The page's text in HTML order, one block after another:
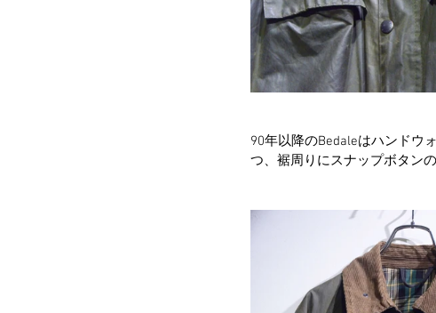
90年以降のBedaleはハンドウ
つ、裾周りにスナップボタン